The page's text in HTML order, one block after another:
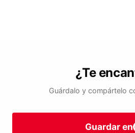
¿Te
Guárdalo y compártelo
Guardar en